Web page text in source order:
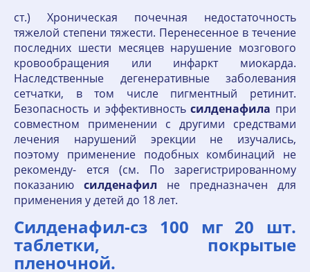
ст.) Хроническая почечная недостаточность
тяжелой степени тяжести. Перенесенное в течение
последних шести месяцев нарушение мозгового
кровообращения или инфаркт миокарда.
Наследственные дегенеративные заболевания
сетчатки, в том числе пигментный ретинит.
Безопасность и эффективностьсилденафила при
совместном применении с другими средствами
лечения нарушений эрекции не изучались,
поэтому применение подобных комбинаций не
рекоменду- ется (см. По зарегистрированному
показанию силденафил не предназначен для
применения у детей до 18 лет.
Силденафил-сз 100 мг 20 шт.
таблетки, покрытые
пленочной.